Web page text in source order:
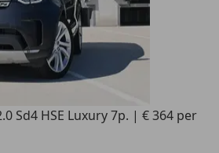
Sd4 HSE Luxury 7p. | € 364 per